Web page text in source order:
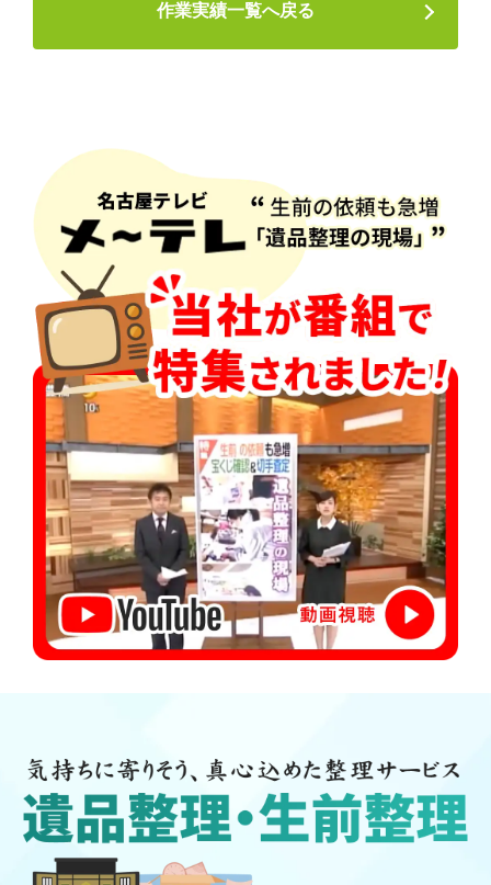
作業実績一覧へ戻る